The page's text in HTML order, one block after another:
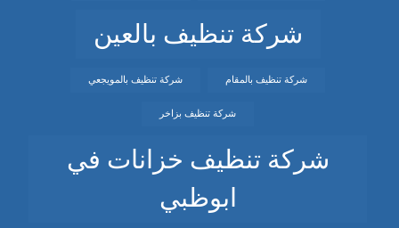
شركة تنظيف بالعين
شركة تنظيف بالمقام شركة تنظيف بالمويجعي
شركة تنظيف بزاخر
شركة تنظيف خزانات في
ابوظبي